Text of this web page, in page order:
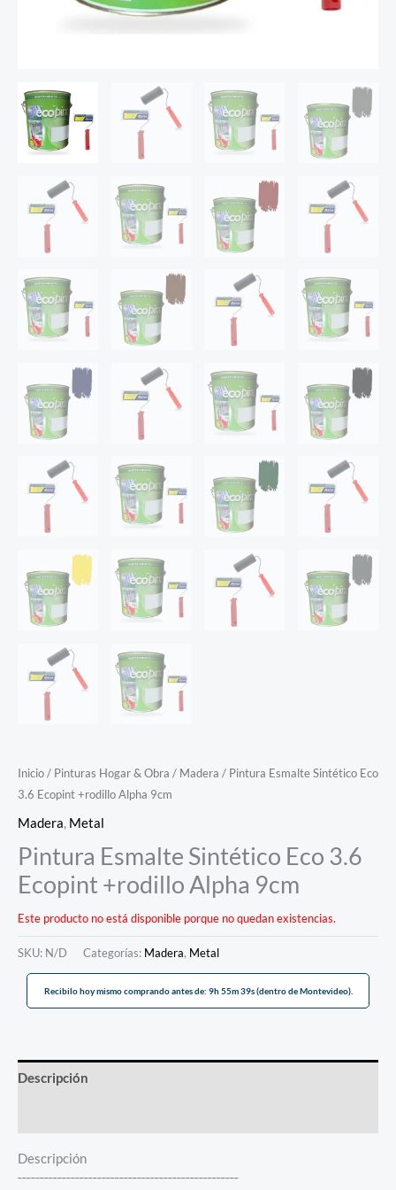
Inicio/ Pinturas Hogar & Obra / Madera / Pintura Esmalte Sintético Eco
3.6 Ecopint +rodillo Alpha 9cm
Madera, Metal
Pintura Esmalte Sintético Eco 3.6
Ecopint +rodillo Alpha 9cm
Este producto no está disponible porque no quedan existencias.
SKU: N/D Categorías: Madera, Metal
Recibilo hoy mismo comprando antes de: 9h 55m 39s (dentro de Montevideo).
Descripción
Descripción
¯¯¯¯¯¯¯¯¯¯¯¯¯¯¯¯¯¯¯¯¯¯¯¯¯¯¯¯¯¯¯¯¯¯¯¯¯¯¯¯¯¯¯¯¯¯¯¯¯¯